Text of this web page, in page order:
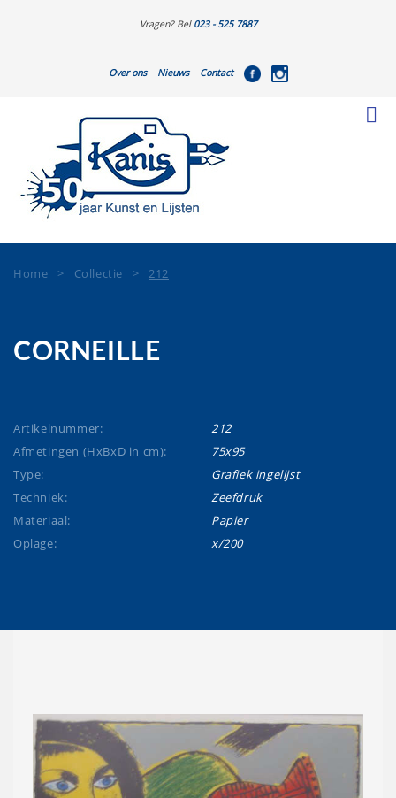
Vragen? Bel 023 - 525 7887
Over ons Nieuws Contact
Home > Collectie >212
CORNEILLE
Artikelnummer:
212
Afmetingen (HxBxD in cm):
75x95
Type:
Grafiek ingelijst
Techniek:
Zeefdruk
Materiaal:
Papier
Oplage:
x/200